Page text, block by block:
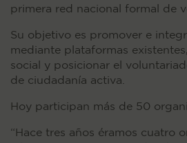
primera red nacional formal de
Su objetivo es promover e
mediante plataformas
social y posicionar el
de ciudadanía activa.
Hoy participan más de 50
“Hace tres años éramos cuatro